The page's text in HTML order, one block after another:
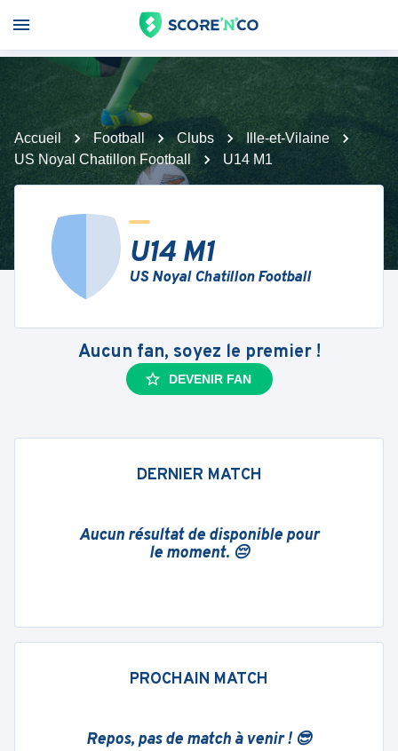
Accueil Football Clubs
Ille-et-Vilaine
US Noyal Chatillon Football
U14 M1
U14 M1
US Noyal Chatillon Football
Aucun fan, soyez le premier !
DEVENIR FAN
DERNIER MATCH
Aucun résultat de disponible pour
le moment. 😔
PROCHAIN MATCH
Repos, pas de match à venir ! 😎